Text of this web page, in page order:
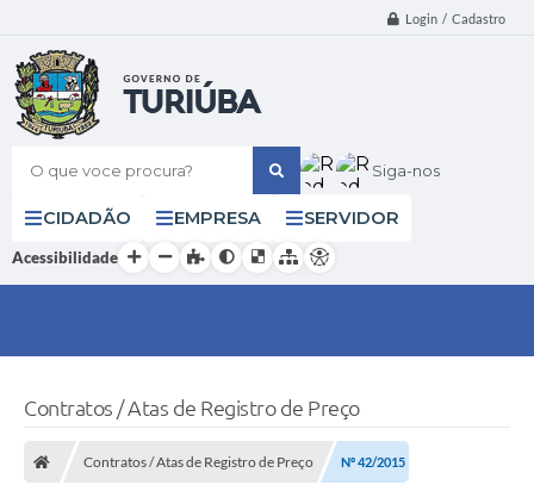
Login / Cadastro
O que voce procura? Siga-nos
CIDADÃO EMPRESA SERVIDOR
Acessibilidade
Contratos / Atas de Registro de Preço
Contratos / Atas de Registro de Preço Nº 42/2015